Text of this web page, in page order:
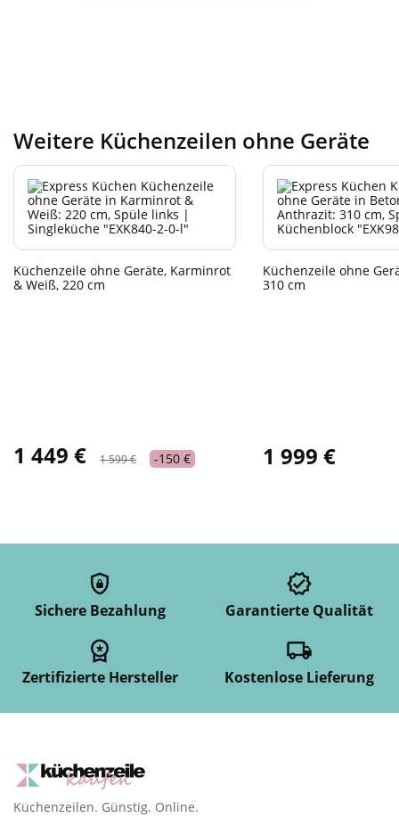
Weitere Küchenzeilen ohne Geräte
Küchenzeile ohne Geräte, Karminrot
& Weiß, 220 cm
1 449 € 1 599 € -150 €
Küchenzeile ohne
310 cm
1 999 €
Sichere Bezahlung Garantierte Qualität
Zertifizierte Hersteller Kostenlose Lieferung
Küchenzeilen. Günstig. Online.